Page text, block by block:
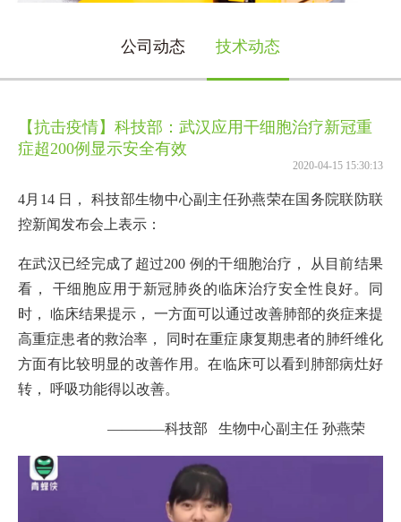
公司动态 技术动态
【抗击疫情】科技部：武汉应用干细胞治疗新冠重
症超200例显示安全有效
2020-04-15 15:30:13
4月14 日， 科技部生物中心副主任孙燕荣在国务院联防联
控新闻发布会上表示：
在武汉已经完成了超过200 例的干细胞治疗， 从目前结果
看， 干细胞应用于新冠肺炎的临床治疗安全性良好。同
时， 临床结果提示， 一方面可以通过改善肺部的炎症来提
高重症患者的救治率， 同时在重症康复期患者的肺纤维化
方面有比较明显的改善作用。在临床可以看到肺部病灶好
转， 呼吸功能得以改善。
————科技部 生物中心副主任 孙燕荣